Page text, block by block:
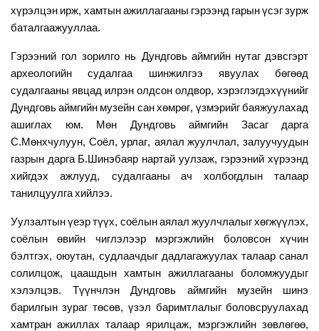
хүрэлцэн ирж, хамтынажиллагааны гэрээнд гарынүсэгзурж
баталгаажууллаа.
Гэрээний гол зорилго нь Дундговь аймгийн нутаг дэвсгэрт
археологийн
судалгаа шинжилгээ явуулах
бөгөөд
судалгааны явцад илрэн олдсон олдвор, хэрэглэгдэхүүнийг
Дундговьаймгийн музейн сан хөмрөг, үзмэрийгбаяжуулахад
ашиглах
юм. Мөн Дундговь аймгийн Засаг
дарга
С.Мөнхчулуун,Соёл,урлаг, аялал жуулчлал,залуучуудын
газрын дарга Б. Шинэбаяр нартай уулзаж, гэрээний хүрээнд
хийгдэх
ажлууд, судалгааны ач холбогдлын
талаар
танилцуулгахийлээ.
Уулзалтынүеэртүүх, соёлынаялал жуулчлалыгхөгжүүлэх,
соёлын
өвийн чиглэлээр мэргэжлийн боловсон
хүчин
бэлтгэх, оюутан, судлаачдыг дадлагажуулах талаар санал
солилцож, цаашдын хамтын ажиллагааны
боломжуудыг
хэлэлцэв.Түүнчлэн Дундговь аймгийн музейн
шинэ
барилгын зураг төсөв,үзэл баримтлалыг боловсруулахад
хамтран ажиллах талаар ярилцаж, мэргэжлийн зөвлөгөө,